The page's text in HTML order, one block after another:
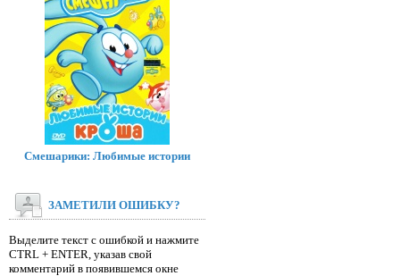
Смешарики: Любимые истории
ЗАМЕТИЛИ ОШИБКУ?
Выделите текст с ошибкой и нажмите
CTRL + ENTER, указав свой
комментарий в появившемся окне